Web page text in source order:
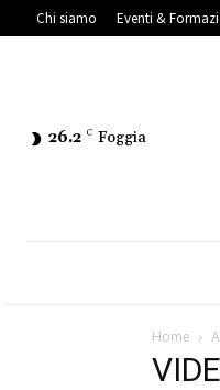
Chi siamo Eventi &
26.2 C Foggia
Home